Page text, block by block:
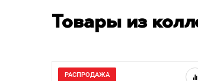
Товары из
РАСПРОДАЖА